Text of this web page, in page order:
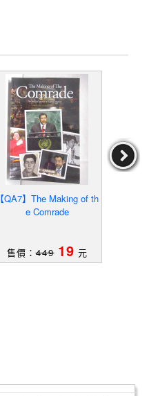
【QA7】The Making of th
e Comrade
售價：449 19 元